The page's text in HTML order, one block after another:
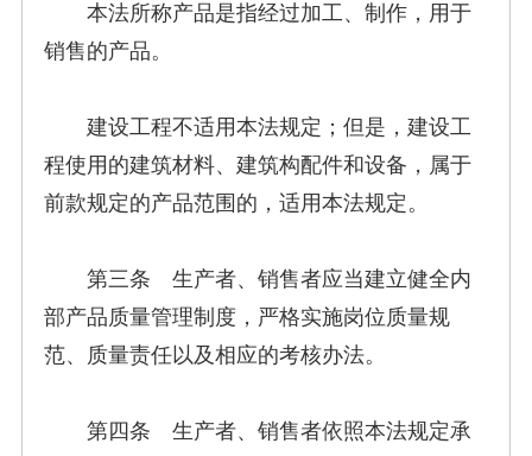
本法所称产品是指经过加工、制作，用于
销售的产品。
建设工程不适用本法规定；但是，建设工
程使用的建筑材料、建筑构配件和设备，属于
前款规定的产品范围的，适用本法规定。
第三条 生产者、销售者应当建立健全内
部产品质量管理制度，严格实施岗位质量规
范、质量责任以及相应的考核办法。
第四条 生产者、销售者依照本法规定承